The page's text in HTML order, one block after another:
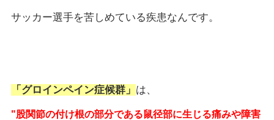
サッカー選手を苦しめている疾患なんです。
「グロインペイン症候群」 は、
"股関節の付け根の部分である鼠径部に生じる痛みや障害